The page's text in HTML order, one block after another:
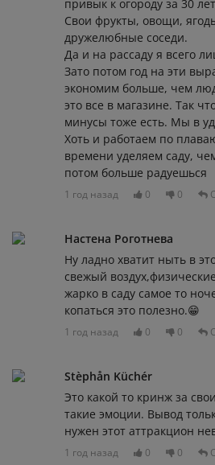
привык к огороду за 30
Свои фрукты, овощи,
дружелюбные соседи.
Да и на рассаду я всего
Зато потом год на эти
экономим больше, чем
это все в магазине. Так
минусы тоже есть. Мы в
Хоть и работаем по
времени уделяем саду,
потом больше радуешься
1 год назад 0 0
Настена Роготнева
Ну ладно хватит ныть в
свежый
жарко в саду самое то
копаться это полезно.😁
1 год назад 0 0
Stèphån Küchér
Это какой то кринж за
такие эмоции. Вывод
нужен этот аттракцион
1 год назад 0 0